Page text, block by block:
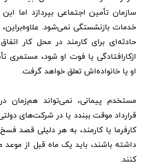
سازمان تأمین اجتماعی بپردازد اما
خدمات بازنشستگی نمی‌شود. علاوه‌براین،
حادثه‌ای برای کارمند در محل کار
ازکارافتادگی یا فوت او شود، مستمری
او یا خانواده‌اش تعلق خواهد گرفت.
مستخدم پیمانی، نمی‌تواند هم‌زمان
قرارداد موقت ببندد یا در شرکت‌های
کارفرما یا کارمند، به هر دلیلی قصد
داشته باشند، باید یک ماه قبل از موعد
کنند.